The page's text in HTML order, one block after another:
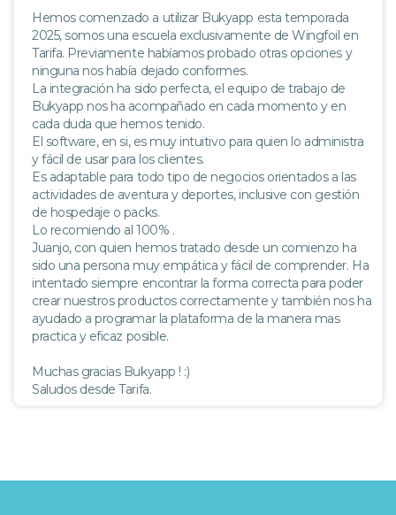
Hemos comenzado a utilizar Bukyapp esta temporada
2025, somos una escuela exclusivamente de Wingfoil en
Tarifa. Previamente habíamos probado otras opciones y
ninguna nos había dejado conformes.
La integración ha sido perfecta, el equipo de trabajo de
Bukyapp nos ha acompañado en cada momento y en
cada duda que hemos tenido.
El software, en si, es muy intuitivo para quien lo administra
y fácil de usar para los clientes.
Es adaptable para todo tipo de negocios orientados a las
actividades de aventura y deportes, inclusive con gestión
de hospedaje o packs.
Lo recomiendo al 100% .
Juanjo, con quien hemos tratado desde un comienzo ha
sido una persona muy empática y fácil de comprender. Ha
intentado siempre encontrar la forma correcta para poder
crear nuestros productos correctamente y también nos ha
ayudado a programar la plataforma de la manera mas
practica y eficaz posible.
Muchas gracias Bukyapp ! :)
Saludos desde Tarifa.